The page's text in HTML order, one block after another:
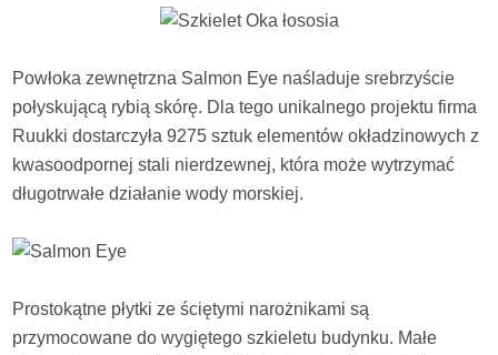
Powłoka zewnętrzna Salmon Eye naśladuje srebrzyście
połyskującą rybią skórę. Dla tego unikalnego projektu firma
Ruukki dostarczyła 9275 sztuk elementów okładzinowych z
kwasoodpornej stali nierdzewnej, która może wytrzymać
długotrwałe działanie wody morskiej.
Prostokątne płytki ze ściętymi narożnikami są
przymocowane do wygiętego szkieletu budynku. Małe